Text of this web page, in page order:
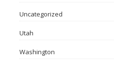
Uncategorized
Utah
Washington